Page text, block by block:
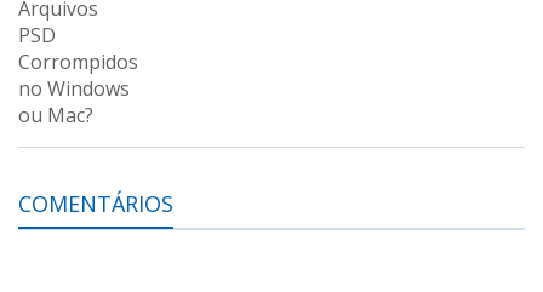
COMENTÁRIOS